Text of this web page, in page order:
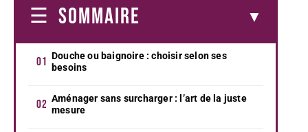
SOMMAIRE
Douche ou baignoire : choisir selon ses
besoins
Aménager sans surcharger : l’art de la juste
mesure